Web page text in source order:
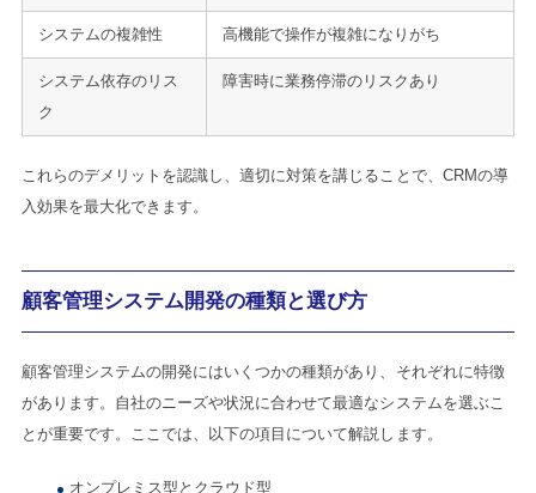
システムの複雑性 高機能で操作が複雑になりがち
システム依存のリス
ク
障害時に業務停滞のリスクあり
これらのデメリットを認識し、適切に対策を講じることで、CRMの導
入効果を最大化できます。
顧客管理システム開発の種類と選び方
顧客管理システムの開発にはいくつかの種類があり、それぞれに特徴
があります。自社のニーズや状況に合わせて最適なシステムを選ぶこ
とが重要です。ここでは、以下の項目について解説します。
オンプレミス型とクラウド型